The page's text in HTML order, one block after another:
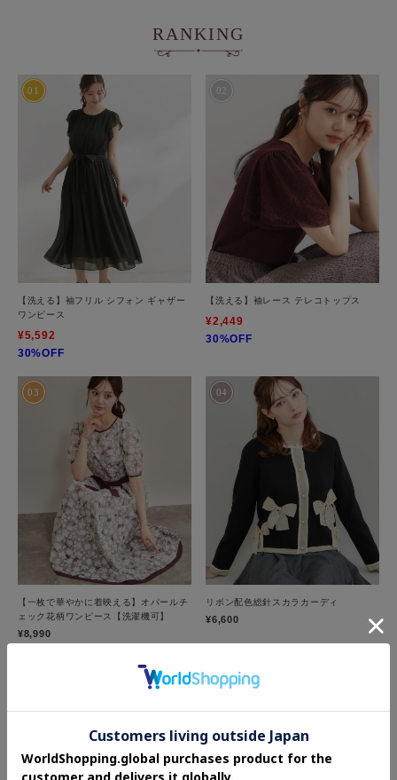
RANKING
【洗える】袖フリル シフォン ギャザー
ワンピース
¥5,592
30%OFF
【洗える】袖レース テレコトップス
¥2,449
30%OFF
【一枚で華やかに着映える】オパールチ
ェック花柄ワンピース【洗濯機可】
¥8,990
リボン配色総針スカラカーディ
¥6,600
More
RECOMMEND